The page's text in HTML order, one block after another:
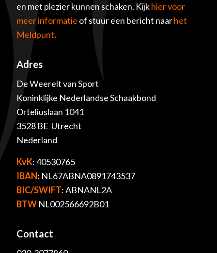
en met plezier kunnen schaken. Kijkhier voor
meer informatie of stuur een bericht naarhet
Meldpunt.
Adres
De Weerelt van Sport
Koninklijke Nederlandse Schaakbond
Orteliuslaan 1041
3528 BE Utrecht
Nederland
KvK: 40530765
IBAN: NL67ABNA0891743537
BIC/SWIFT: ABNANL2A
BTWNL002566692B01
Contact